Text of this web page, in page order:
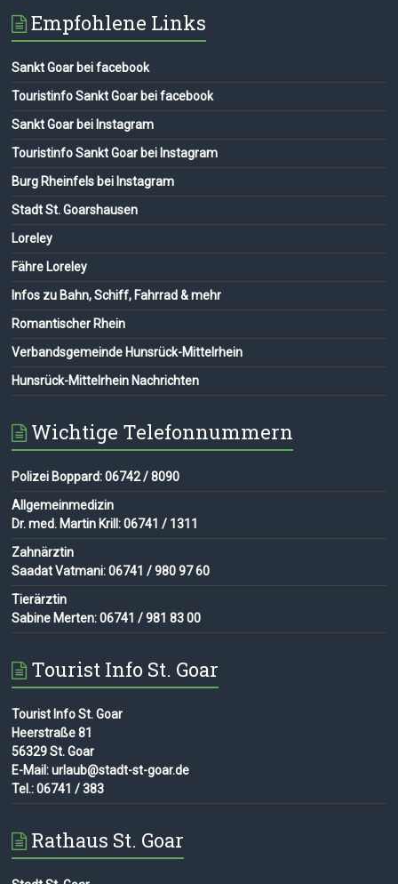
Empfohlene Links
Sankt Goar bei facebook
Touristinfo Sankt Goar bei facebook
Sankt Goar bei Instagram
Touristinfo Sankt Goar bei Instagram
Burg Rheinfels bei Instagram
Stadt St. Goarshausen
Loreley
Fähre Loreley
Infos zu Bahn, Schiff, Fahrrad & mehr
Romantischer Rhein
Verbandsgemeinde Hunsrück-Mittelrhein
Hunsrück-Mittelrhein Nachrichten
Wichtige Telefonnummern
Polizei Boppard: 06742 / 8090
Allgemeinmedizin
Dr. med. Martin Krill: 06741 / 1311
Zahnärztin
Saadat Vatmani: 06741 / 980 97 60
Tierärztin
Sabine Merten: 06741 / 981 83 00
Tourist Info St. Goar
Tourist Info St. Goar
Heerstraße 81
56329 St. Goar
E-Mail: urlaub@stadt-st-goar.de
Tel.: 06741 / 383
Rathaus St. Goar